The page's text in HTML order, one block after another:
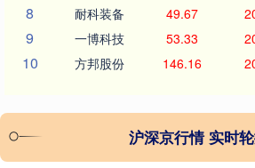
8 耐科装备 49.67
9 一博科技 53.33
10 方邦股份 146.16
沪深京行情 实时